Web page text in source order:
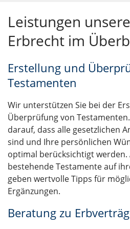
Leistungen
Erbrecht im
Erstellung und
Testamenten
Wir unterstützen Sie bei der
Überprüfung von
darauf, dass alle gesetzlichen
sind und Ihre persönlichen
optimal berücksichtigt
bestehende Testamente auf
geben wertvolle Tipps für
Ergänzungen.
Beratung zu